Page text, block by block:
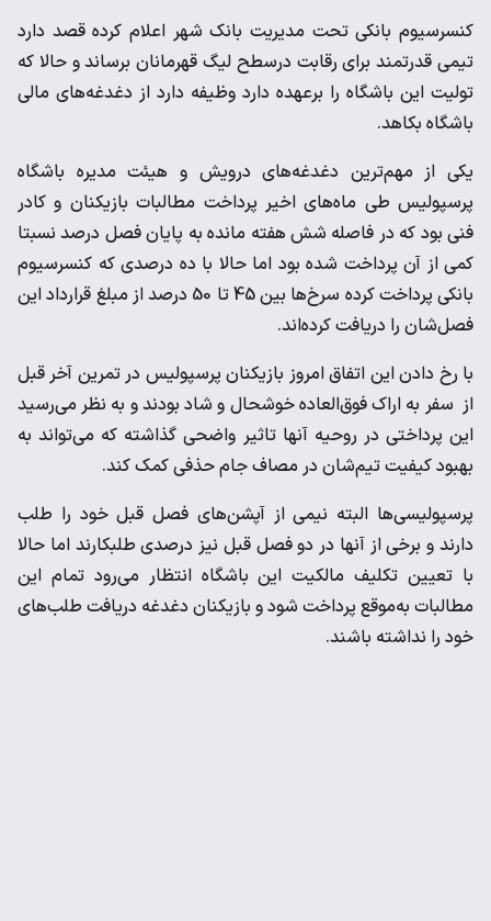
کنسرسیوم بانکی تحت مدیریت بانک شهر اعلام کرده قصد دارد
تیمی قدرتمند برای رقابت درسطح لیگ قهرمانان برساند و حالا که
تولیت این باشگاه را برعهده دارد وظیفه دارد از دغدغه‌های مالی
باشگاه بکاهد.
یکی از مهم‌ترین دغدغه‌های درویش و هیئت مدیره باشگاه
پرسپولیس طی ماه‌های اخیر پرداخت مطالبات بازیکنان و کادر
فنی بود که در فاصله شش هفته مانده به پایان فصل درصد نسبتا
کمی از آن پرداخت شده بود اما حالا با ده درصدی که کنسرسیوم
بانکی پرداخت کرده سرخ‌ها بین 45 تا 50 درصد از مبلغ قرارداد این
فصل‌شان را دریافت کرده‌اند.
با رخ دادن این اتفاق امروز بازیکنان پرسپولیس در تمرین آخر قبل
از سفر به اراک فوق‌العاده خوشحال و شاد بودند و به نظر می‌رسید
این پرداختی در روحیه آنها تاثیر واضحی گذاشته که می‌تواند به
بهبود کیفیت تیم‌شان در مصاف جام حذفی کمک کند.
پرسپولیسی‌ها البته نیمی از آپشن‌های فصل قبل خود را طلب
دارند و برخی از آنها در دو فصل قبل نیز درصدی طلبکارند اما حالا
با تعیین تکلیف مالکیت این باشگاه انتظار می‌رود تمام این
مطالبات به‌موقع پرداخت شود و بازیکنان دغدغه دریافت طلب‌های
خود را نداشته باشند.